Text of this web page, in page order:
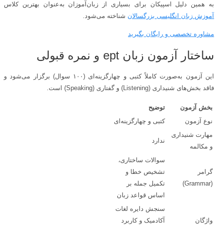
به همین دلیل اسپیکان برای بسیاری از زبان‌آموزان به‌عنوان بهترین کلاس
آموزش زبان انگلیسی بزرگسالان شناخته می‌شود.
مشاوره تخصصی و رایگان بگیرید
ساختار آزمون زبان ept و نمره قبولی
این آزمون به‌صورت کاملاً کتبی و چهارگزینه‌ای (۱۰۰ سوال) برگزار می‌شود و
فاقد بخش‌های شنیداری (Listening) و گفتاری (Speaking) است.
بخش آزمون
توضیح
نوع آزمون
کتبی و چهارگزینه‌ای
مهارت شنیداری
و مکالمه
ندارد
گرامر
(Grammar)
سوالات ساختاری،
تشخیص خطا و
تکمیل جمله بر
اساس قواعد زبان
واژگان
سنجش دایره لغات
آکادمیک و کاربرد